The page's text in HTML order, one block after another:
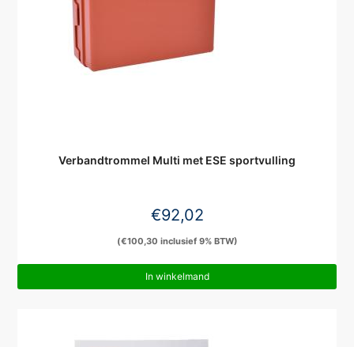
Verbandtrommel Multi met ESE sportvulling
€92,02
(€100,30 inclusief 9% BTW)
In winkelmand